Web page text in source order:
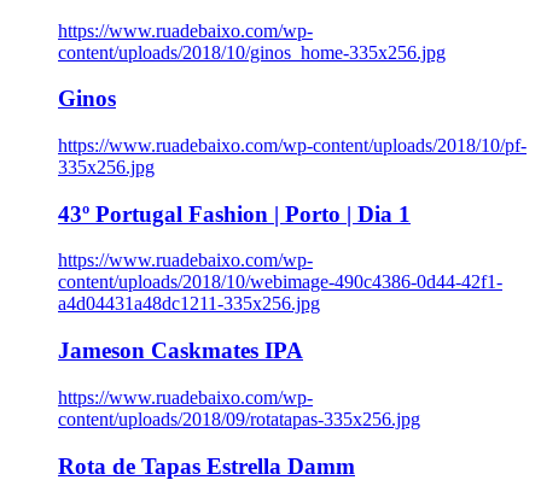
https://www.ruadebaixo.com/wp-
content/uploads/2018/10/ginos_home-335x256.jpg
Ginos
https://www.ruadebaixo.com/wp-content/uploads/2018/10/pf-
335x256.jpg
43º Portugal Fashion | Porto | Dia 1
https://www.ruadebaixo.com/wp-
content/uploads/2018/10/webimage-490c4386-0d44-42f1-
a4d04431a48dc1211-335x256.jpg
Jameson Caskmates IPA
https://www.ruadebaixo.com/wp-
content/uploads/2018/09/rotatapas-335x256.jpg
Rota de Tapas Estrella Damm